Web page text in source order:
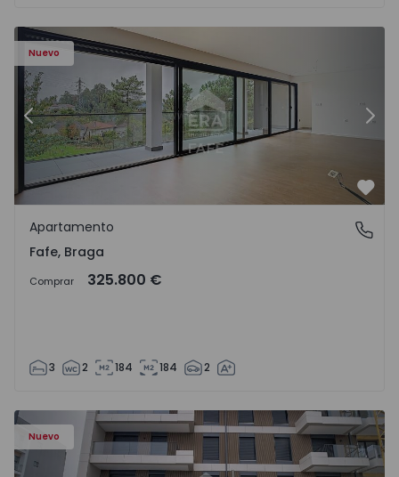
Nuevo
Anterior
Fafe, Braga
Apartamento
Fafe, Braga
Comprar 325.800 €
3 2 184 184 2
Nuevo